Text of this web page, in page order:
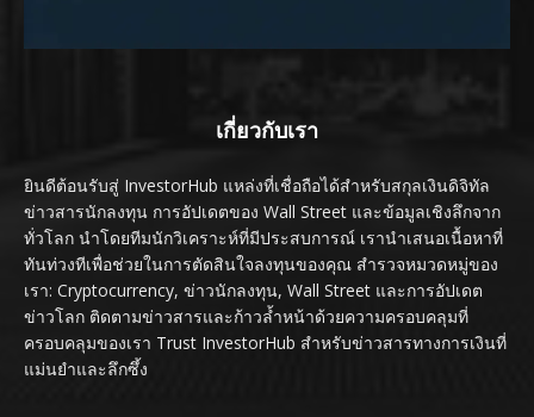
เกี่ยวกับเรา
ยินดีต้อนรับสู่ InvestorHub แหล่งที่เชื่อถือได้สำหรับสกุลเงินดิจิทัล
ข่าวสารนักลงทุน การอัปเดตของ Wall Street และข้อมูลเชิงลึกจาก
ทั่วโลก นำโดยทีมนักวิเคราะห์ที่มีประสบการณ์ เรานำเสนอเนื้อหาที่
ทันท่วงทีเพื่อช่วยในการตัดสินใจลงทุนของคุณ สำรวจหมวดหมู่ของ
เรา: Cryptocurrency, ข่าวนักลงทุน, Wall Street และการอัปเดต
ข่าวโลก ติดตามข่าวสารและก้าวล้ำหน้าด้วยความครอบคลุมที่
ครอบคลุมของเรา Trust InvestorHub สำหรับข่าวสารทางการเงินที่
แม่นยำและลึกซึ้ง